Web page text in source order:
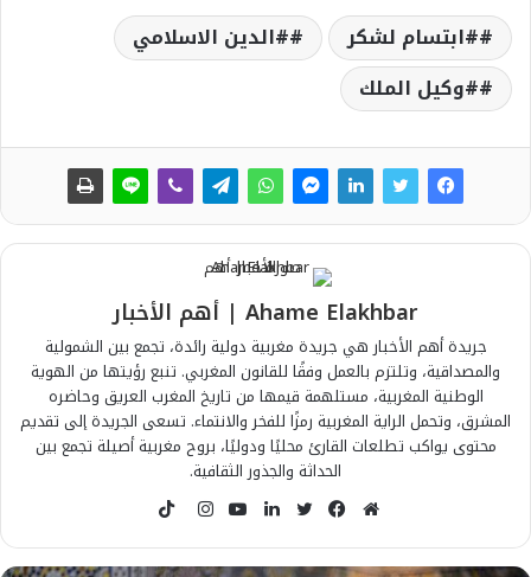
#ابتسام لشكر
#الدين الاسلامي
#وكيل الملك
Ahame Elakhbar | أهم الأخبار
جريدة أهم الأخبار هي جريدة مغربية دولية رائدة، تجمع بين الشمولية
والمصداقية، وتلتزم بالعمل وفقًا للقانون المغربي. تنبع رؤيتها من الهوية
الوطنية المغربية، مستلهمة قيمها من تاريخ المغرب العريق وحاضره
المشرق، وتحمل الراية المغربية رمزًا للفخر والانتماء. تسعى الجريدة إلى تقديم
محتوى يواكب تطلعات القارئ محليًا ودوليًا، بروح مغربية أصيلة تجمع بين
الحداثة والجذور الثقافية.
م
و
ف
ي
ت
و
ل
ي
ي
و
ا
ن
k